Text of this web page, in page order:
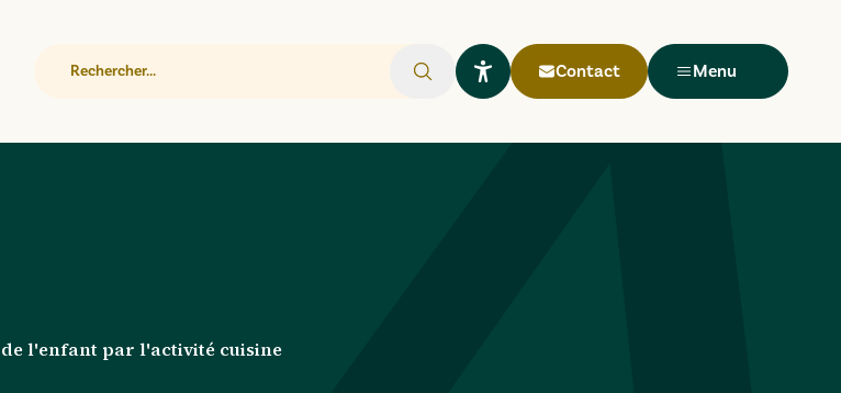
Rechercher
Ouvrir le widget Lisio
Contact Menu
l'enfant par l'activité cuisine